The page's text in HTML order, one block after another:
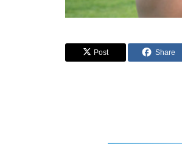
Post Share